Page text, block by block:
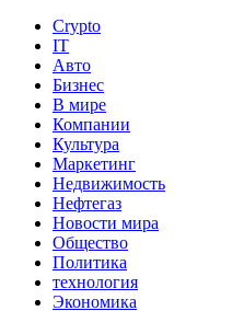
Crypto
IT
Авто
Бизнес
В мире
Компании
Культура
Маркетинг
Недвижимость
Нефтегаз
Новости мира
Общество
Политика
технология
Экономика